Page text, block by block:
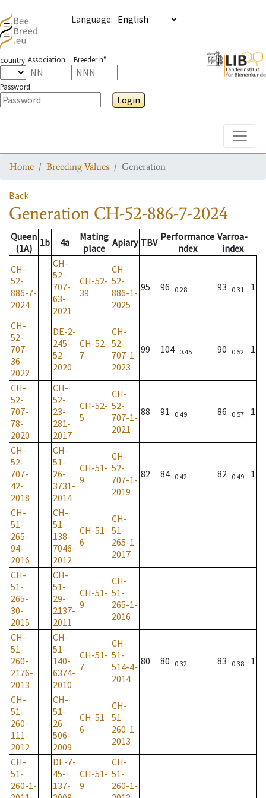
Language:
country Association Breeder n°
Password
Login
Home Breeding Values Generation
Back
Generation CH-52-886-7-2024
Queen
(1A)
1b 4a
Mating
place Apiary TBV Performance
ndex
Varroa-
index
CH-
52-
886-7-
2024
CH-
52-
707-
63-
2021
CH-52-
39
CH-
52-
886-1-
2025
95 96 0.28 93 0.31 1
CH-
52-
707-
36-
2022
DE-2-
245-
52-
2020
CH-52-
7
CH-
52-
707-1-
2023
99 104 0.45 90 0.52 1
CH-
52-
707-
78-
2020
CH-
52-
23-
281-
2017
CH-52-
5
CH-
52-
707-1-
2021
88 91 0.49 86 0.57 1
CH-
52-
707-
42-
2018
CH-
51-
26-
3731-
2014
CH-51-
9
CH-
52-
707-1-
2019
82 84 0.42 82 0.49 1
CH-
51-
265-
94-
2016
CH-
51-
138-
7046-
2012
CH-51-
6
CH-
51-
265-1-
2017
CH-
51-
265-
30-
2015
CH-
51-
29-
2137-
2011
CH-51-
9
CH-
51-
265-1-
2016
CH-
51-
260-
2176-
2013
CH-
51-
140-
6374-
2010
CH-51-
7
CH-
51-
514-4-
2014
80 80 0.32 83 0.38 1
CH-
51-
260-
111-
2012
CH-
51-
26-
506-
2009
CH-51-
6
CH-
51-
260-1-
2013
CH-
51-
260-1-
DE-7-
45-
137-
CH-51-
9
CH-
51-
260-1-